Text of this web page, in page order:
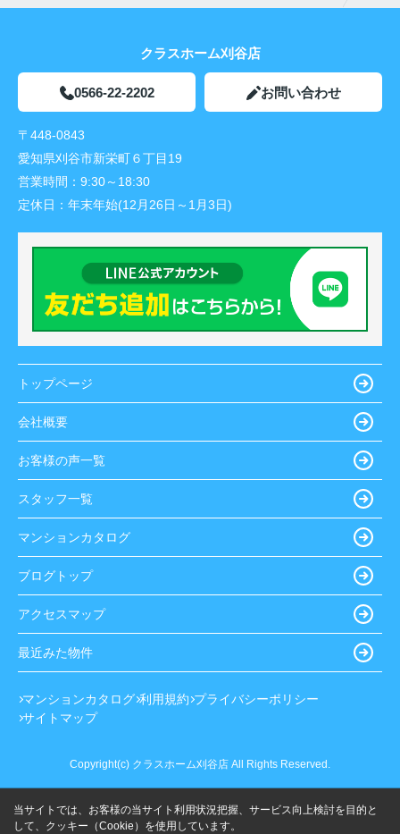
クラスホーム刈谷店
0566-22-2202 お問い合わせ
〒448-0843
愛知県刈谷市新栄町６丁目19
営業時間： 9:30～18:30
定休日： 年末年始(12月26日～1月3日)
トップページ
会社概要
お客様の声一覧
スタッフ一覧
マンションカタログ
ブログトップ
アクセスマップ
最近みた物件
マンションカタログ 利用規約 プライバシーポリシー
サイトマップ
Copyright(c) クラスホーム刈谷店 All Rights Reserved.
当サイトでは、お客様の当サイト利用状況把握、サービス向上検討を目的と
して、クッキー（Cookie）を使用しています。